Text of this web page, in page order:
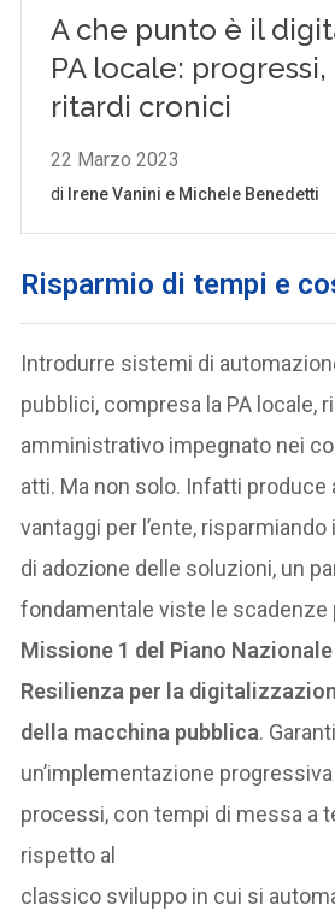
Risparmio di tempi e
Introdurre sistemi di
pubblici, compresa la PA locale,
amministrativo impegnato nei
atti. Ma non solo. Infatti
vantaggi per l’ente,
di adozione delle soluzioni, un
fondamentale viste le scadenze
Missione 1 del Piano
Resilienza per la
della macchina pubblica.
un’implementazione
processi, con tempi di messa a
rispetto al
classico sviluppo in cui si